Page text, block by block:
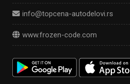
info@topcena-autodelovi.rs
www.frozen-code.com